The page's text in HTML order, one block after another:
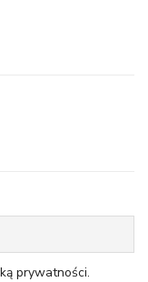
prywatności.